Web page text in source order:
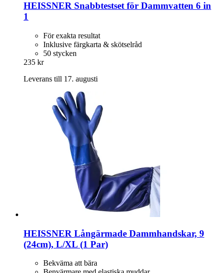
HEISSNER Snabbtestset för Dammvatten 6 in
1
För exakta resultat
Inklusive färgkarta & skötselråd
50 stycken
235 kr
Leverans till 17. augusti
HEISSNER Långärmade Dammhandskar, 9
(24cm), L/XL (1 Par)
Bekväma att bära